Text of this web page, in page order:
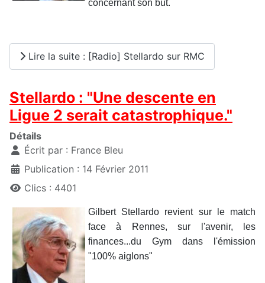
concernant son but.
Lire la suite : [Radio] Stellardo sur RMC
Stellardo : "Une descente en
Ligue 2 serait catastrophique."
Détails
Écrit par : France Bleu
Publication : 14 Février 2011
Clics : 4401
Gilbert Stellardo revient sur le match
face à Rennes, sur l'avenir, les
finances...du Gym dans l'émission
"100% aiglons"